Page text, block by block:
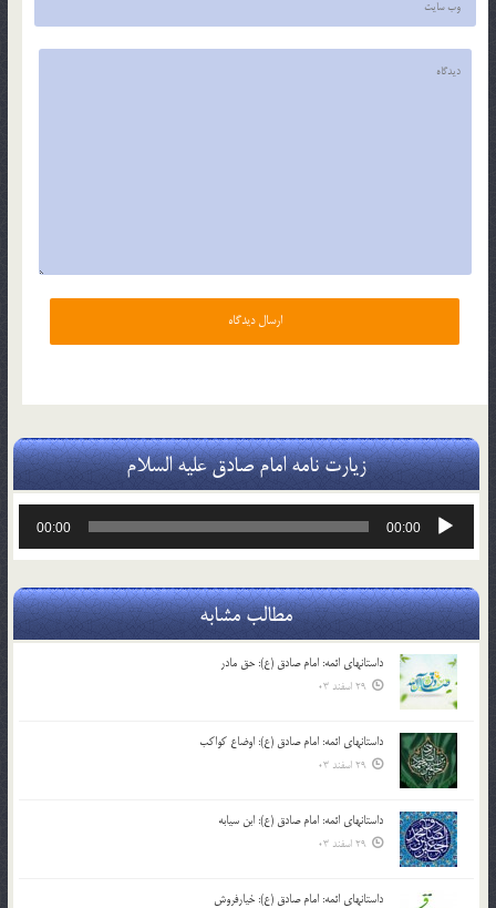
زیارت نامه امام صادق علیه السلام
پخش‌کننده
00:00
00:00
مطالب مشابه
داستانهای ائمه: امام صادق (ع): حق مادر
29 اسفند 03
داستانهای ائمه: امام صادق (ع): اوضاع کواکب
29 اسفند 03
داستانهای ائمه: امام صادق (ع): ابن سیابه
29 اسفند 03
داستانهای ائمه: امام صادق (ع): خیارفروش